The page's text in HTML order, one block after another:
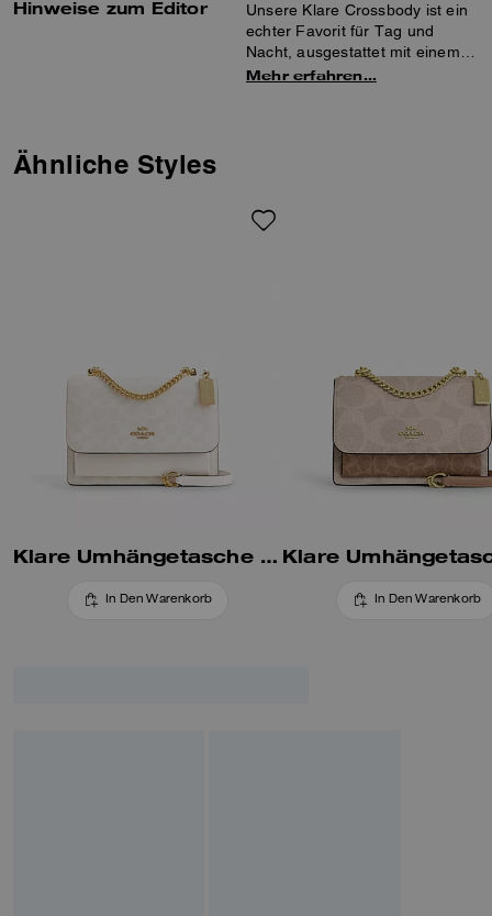
Hinweise zum Editor
Unsere Klare Crossbody ist ein
echter Favorit für Tag und
Nacht, ausgestattet mit einem
Kettenriemen, der auf drei Arten
weitere Essentials wie Schlüssel
Mehr erfahren…
Ähnliche Styles
Klare Umhängetasche aus Signature-Canvas
In Den Warenkorb In Den Warenkorb